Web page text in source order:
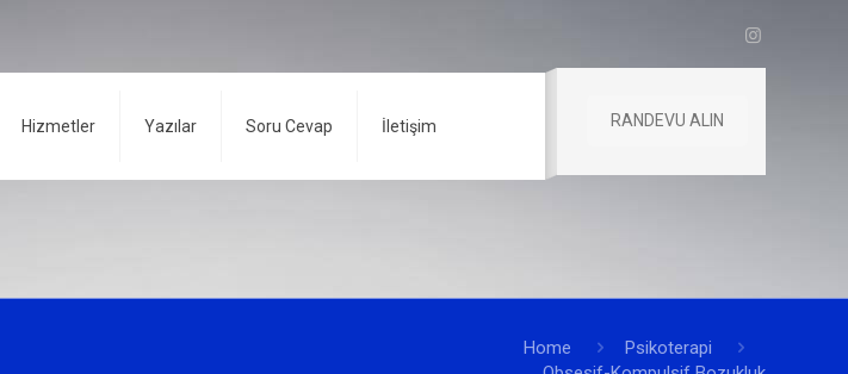
Hizmetler Yazılar Soru Cevap İletişim RANDEVU ALIN
Home
Psikoterapi